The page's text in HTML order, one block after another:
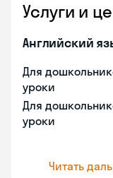
Услуги и
Английский
Для
уроки
Для
уроки
Читать